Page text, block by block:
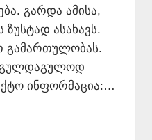
გარდა ამისა,
ზუსტად ასახავს.
გამართულობას.
ინფორმაცია:…